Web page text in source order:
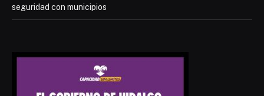
seguridad con municipios